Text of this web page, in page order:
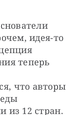
идея-то
теперь
что авторы
из 12 стран.